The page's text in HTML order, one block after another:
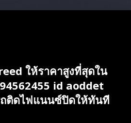
ให้ราคาสูงที่สุดใน
id aoddet
ติดไฟแนนซ์ปิดให้ทันที